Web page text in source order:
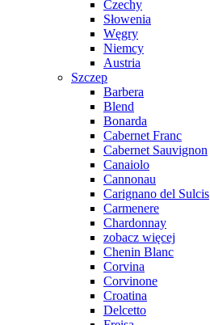
Czechy
Słowenia
Węgry
Niemcy
Austria
Szczep
Barbera
Blend
Bonarda
Cabernet Franc
Cabernet Sauvignon
Canaiolo
Cannonau
Carignano del Sulcis
Carmenere
Chardonnay
zobacz więcej
Chenin Blanc
Corvina
Corvinone
Croatina
Delcetto